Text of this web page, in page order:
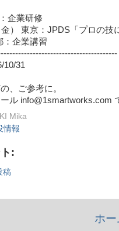
企業研修
） 東京：JPDS「プロの技
：企業講習
10/31
、ご参考に。
ル info@1smartworks.com
Mika
情報
:
稿
ホー